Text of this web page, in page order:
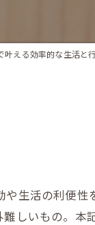
叶える効率的な生活と
生活の利便性
しいもの。本